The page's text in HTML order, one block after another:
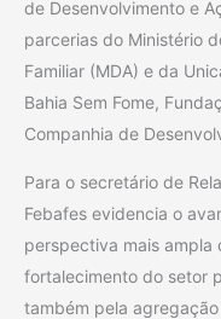
de Desenvolvimento e
parcerias do Ministério
Familiar (MDA) e da
Bahia Sem Fome,
Companhia de
Para o secretário de
Febafes evidencia o
perspectiva mais ampla
fortalecimento do setor
também pela